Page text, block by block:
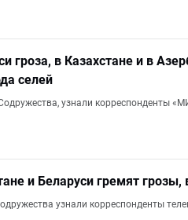
гроза, в Казахстане и в
селей
узнали корреспонденты
и Беларуси гремят
узнали корреспонденты